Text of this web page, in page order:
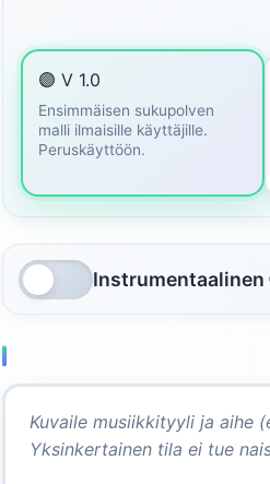
🟣 V 1.0
Ensimmäisen sukupolven
malli ilmaisille käyttäjille.
Peruskäyttöön.